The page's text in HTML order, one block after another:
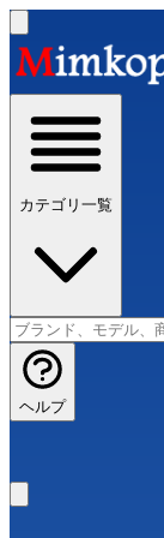
カテゴリ一覧
ヘルプ